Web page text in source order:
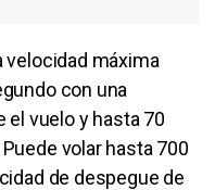
velocidad máxima
con una
el vuelo y hasta 70
volar hasta 700
de despegue de